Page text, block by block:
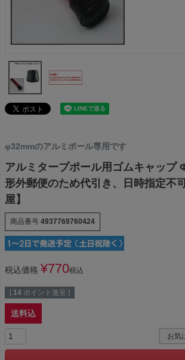
φ32mmのアルミポール専用です
アルミタープポール用ゴムキャッ
形外郵便のため代引き、日時指定不
屋】
商品番号 4937769760424
税込価格 ¥770税込
[ 14 ポイント進呈 ]
送料込
お気